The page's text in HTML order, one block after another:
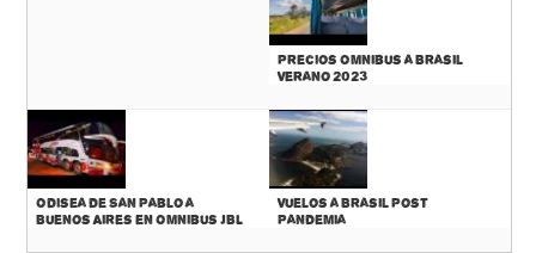
Precios Omnibus a Brasil
Verano 2023
Odisea de San Pablo a
Buenos Aires en Omnibus JBL
Vuelos a Brasil Post
Pandemia